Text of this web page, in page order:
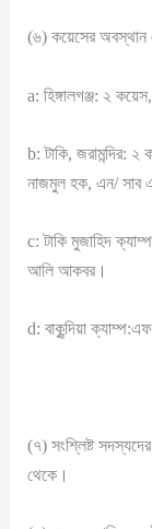
(৬) কয়েসের অবস্থান
a: হিঙ্গালগঞ্জ: ২
b: টাকি, জরামন্দির:
নাজমুল হক, এন/ সাব
c: টাকি মুজাহিদ
আলি আকবর।
d: বাকুন্দিয়া
(৭) সংশ্লিষ্ট সদস্যদের
থেকে।